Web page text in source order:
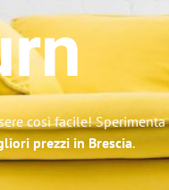
così facile!
prezzi in Brescia.